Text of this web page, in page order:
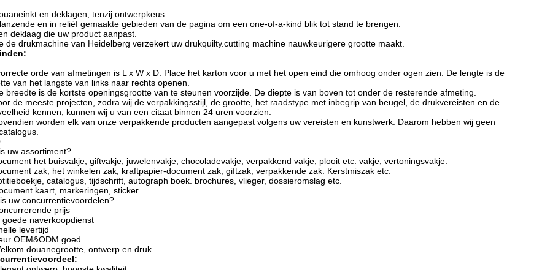
en deklagen, tenzij ontwerpkeus.
en in reliëf gemaakte gebieden van de pagina om een one-of-a-kind blik tot stand te brengen.
deklaag die uw product aanpast.
de drukmachine van Heidelberg verzekert uw drukquilty.cutting machine nauwkeurigere grootte maakt.
orde van afmetingen is L x W x D. Place het karton voor u met het open eind die omhoog onder ogen zien. De lengte is de
van het langste van links naar rechts openen.
breedte is de kortste openingsgrootte van te steunen voorzijde. De diepte is van boven tot onder de resterende afmeting.
de meeste projecten, zodra wij de verpakkingsstijl, de grootte, het raadstype met inbegrip van beugel, de drukvereisten en de
kennen, kunnen wij u van een citaat binnen 24 uren voorzien.
worden elk van onze verpakkende producten aangepast volgens uw vereisten en kunstwerk. Daarom hebben wij geen
uw assortiment?
het buisvakje, giftvakje, juwelenvakje, chocoladevakje, verpakkend vakje, plooit etc. vakje, vertoningsvakje.
zak, het winkelen zak, kraftpapier-document zak, giftzak, verpakkende zak. Kerstmiszak etc.
catalogus, tijdschrift, autograph boek. brochures, vlieger, dossieromslag etc.
kaart, markeringen, sticker
uw concurrentievoordelen?
prijs
goede naverkoopdienst
levertijd
OEM&ODM goed
douanegrootte, ontwerp en druk